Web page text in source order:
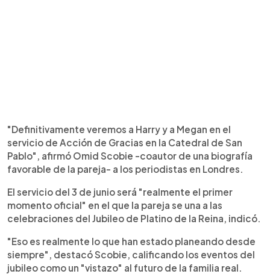
"Definitivamente veremos a Harry y a Megan en el
servicio de Acción de Gracias en la Catedral de San
Pablo", afirmó Omid Scobie -coautor de una biografía
favorable de la pareja- a los periodistas en Londres.
El servicio del 3 de junio será "realmente el primer
momento oficial" en el que la pareja se una a las
celebraciones del Jubileo de Platino de la Reina, indicó.
"Eso es realmente lo que han estado planeando desde
siempre", destacó Scobie, calificando los eventos del
jubileo como un "vistazo" al futuro de la familia real.